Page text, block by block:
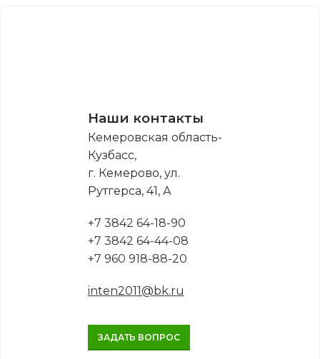
Наши контакты
Кемеровская область-
Кузбасс,
г. Кемерово, ул.
Рутгерса, 41, А
+7 3842 64-18-90
+7 3842 64-44-08
+7 960 918-88-20
inten2011@bk.ru
ЗАДАТЬ ВОПРОС